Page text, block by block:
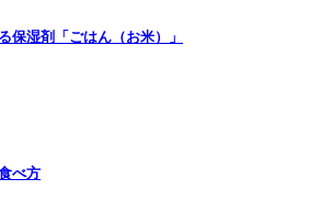
保湿剤「ごはん（お米）」
べ方